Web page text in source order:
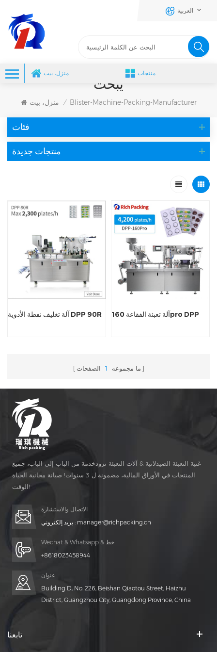
العربية
منزل، بيت منتجات
يبحث
منزل، بيت / Blister-Machine-Packing-Manufacturer
فئات
منتجات جديدة
آلة تغليف نفطة الأدوية DPP 90R آلة تعبئة الفقاعة 160pro DPP
ما مجموعه 1 الصفحات
غنية التعبئة الصيدلانية & آلات التعبئة تزودخدمة من الباب إلى الباب، جميع
المنتجات في الأوراق المالية، مضمونة ل 3 سنوات! صيانة مجانية الحياة
الوقت!
الاتصال والاستشارة
بريد إلكتروني : manager@richpacking.cn
Wechat & Whatsapp & خط
+8618023458944
عنوان
Building D, No. 226, Beishan Qiaotou Street, Haizhu
District, Guangzhou City, Guangdong Province, China
تابعنا